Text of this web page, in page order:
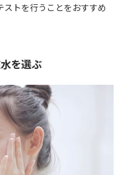
トを行うことをおすすめ
を選ぶ